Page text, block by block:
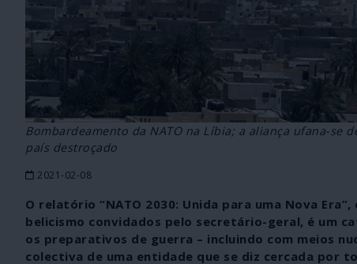
Bombardeamento da NATO na Líbia; a aliança ufana-
país destroçado
2021-02-08
O relatório “NATO 2030: Unida para uma Nova
belicismo convidados pelo secretário-geral, é um
os preparativos de guerra – incluindo com meios
colectiva de uma entidade que se diz cercada por